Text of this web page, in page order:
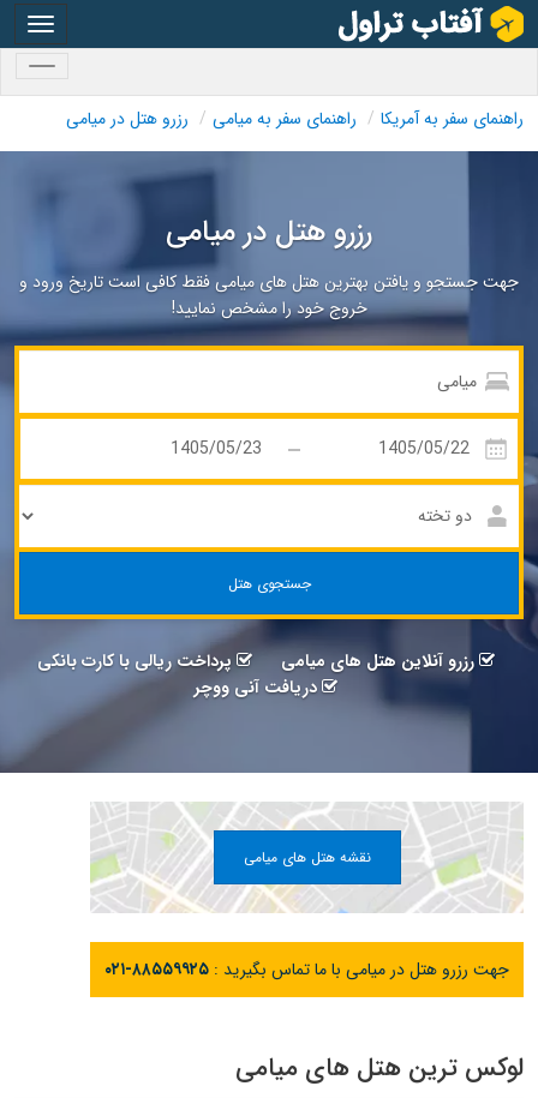
راهنمای سفر به آمریکا راهنمای سفر به میامی رزرو هتل در میامی
رزرو هتل در میامی
جهت جستجو و یافتن بهترین هتل های میامی فقط کافی است تاریخ ورود و
خروج خود را مشخص نمایید!
جستجوی هتل
رزرو آنلاین هتل های میامی
پرداخت ریالی با کارت بانکی
دریافت آنی ووچر
نقشه هتل های میامی
جهت رزرو هتل در میامی با ما تماس بگیرید : ۰۲۱-۸۸۵۵۹۹۲۵
لوکس ترین هتل های میامی